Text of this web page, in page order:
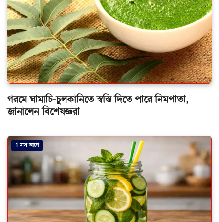
গরমে ঘামাচি-চুলকানিতে স্বস্তি দিতে পারে নিমপাতা,
জানালেন বিশেষজ্ঞরা
1 মাস আগে